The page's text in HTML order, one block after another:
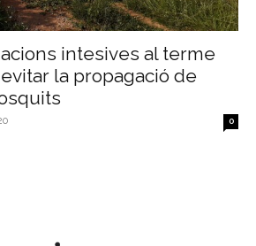
intesives al terme
la propagació de
0